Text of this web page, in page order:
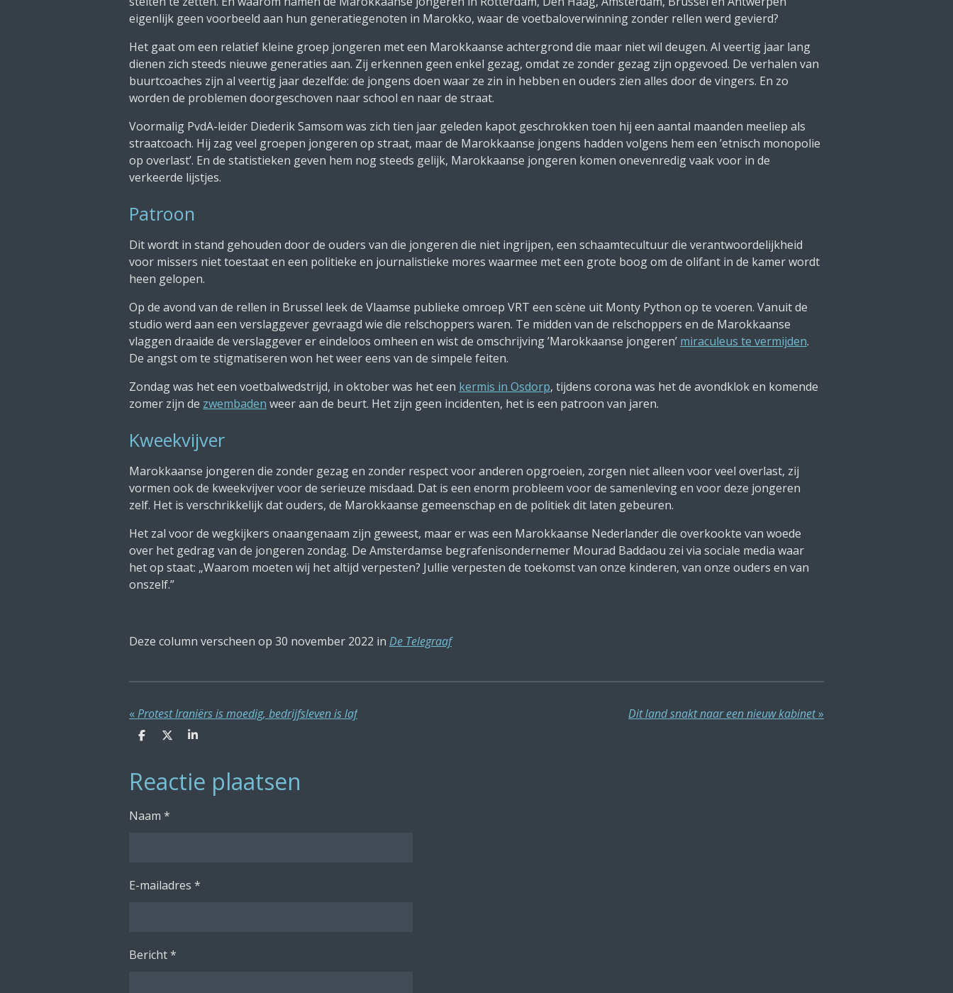
eigenlijk geen voorbeeld aan hun generatiegenoten in Marokko, waar de voetbaloverwinning zonder rellen werd gevierd?
Het gaat om een relatief kleine groep jongeren met een Marokkaanse achtergrond die maar niet wil deugen. Al veertig jaar lang
dienen zich steeds nieuwe generaties aan. Zij erkennen geen enkel gezag, omdat ze zonder gezag zijn opgevoed. De verhalen van
buurtcoaches zijn al veertig jaar dezelfde: de jongens doen waar ze zin in hebben en ouders zien alles door de vingers. En zo
worden de problemen doorgeschoven naar school en naar de straat.
Voormalig PvdA-leider Diederik Samsom was zich tien jaar geleden kapot geschrokken toen hij een aantal maanden meeliep als
straatcoach. Hij zag veel groepen jongeren op straat, maar de Marokkaanse jongens hadden volgens hem een ’etnisch monopolie
op overlast’. En de statistieken geven hem nog steeds gelijk, Marokkaanse jongeren komen onevenredig vaak voor in de
verkeerde lijstjes.
Patroon
Dit wordt in stand gehouden door de ouders van die jongeren die niet ingrijpen, een schaamtecultuur die verantwoordelijkheid
voor missers niet toestaat en een politieke en journalistieke mores waarmee met een grote boog om de olifant in de kamer wordt
heen gelopen.
Op de avond van de rellen in Brussel leek de Vlaamse publieke omroep VRT een scène uit Monty Python op te voeren. Vanuit de
studio werd aan een verslaggever gevraagd wie die relschoppers waren. Te midden van de relschoppers en de Marokkaanse
vlaggen draaide de verslaggever er eindeloos omheen en wist de omschrijving ’Marokkaanse jongeren’ miraculeus te vermijden.
De angst om te stigmatiseren won het weer eens van de simpele feiten.
Zondag was het een voetbalwedstrijd, in oktober was het een kermis in Osdorp, tijdens corona was het de avondklok en komende
zomer zijn de zwembaden weer aan de beurt. Het zijn geen incidenten, het is een patroon van jaren.
Kweekvijver
Marokkaanse jongeren die zonder gezag en zonder respect voor anderen opgroeien, zorgen niet alleen voor veel overlast, zij
vormen ook de kweekvijver voor de serieuze misdaad. Dat is een enorm probleem voor de samenleving en voor deze jongeren
zelf. Het is verschrikkelijk dat ouders, de Marokkaanse gemeenschap en de politiek dit laten gebeuren.
Het zal voor de wegkijkers onaangenaam zijn geweest, maar er was een Marokkaanse Nederlander die overkookte van woede
over het gedrag van de jongeren zondag. De Amsterdamse begrafenisondernemer Mourad Baddaou zei via sociale media waar
het op staat: „Waarom moeten wij het altijd verpesten? Jullie verpesten de toekomst van onze kinderen, van onze ouders en van
onszelf.”
Deze column verscheen op 30 november 2022 in De Telegraaf
«Protest Iraniërs is moedig, bedrijfsleven is laf Dit land snakt naar een nieuw kabinet»
D
e
n
D
S
e
Reactie plaatsen
Naam *
E-mailadres *
Bericht *